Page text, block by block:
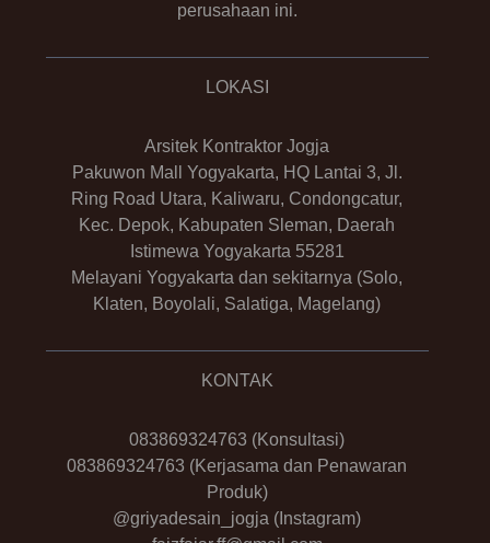
perusahaan ini.
LOKASI
Arsitek Kontraktor Jogja
Pakuwon Mall Yogyakarta, HQ Lantai 3, Jl.
Ring Road Utara, Kaliwaru, Condongcatur,
Kec. Depok, Kabupaten Sleman, Daerah
Istimewa Yogyakarta 55281
Melayani Yogyakarta dan sekitarnya (Solo,
Klaten, Boyolali, Salatiga, Magelang)
KONTAK
083869324763 (Konsultasi)
083869324763 (Kerjasama dan Penawaran
Produk)
@griyadesain_jogja (Instagram)